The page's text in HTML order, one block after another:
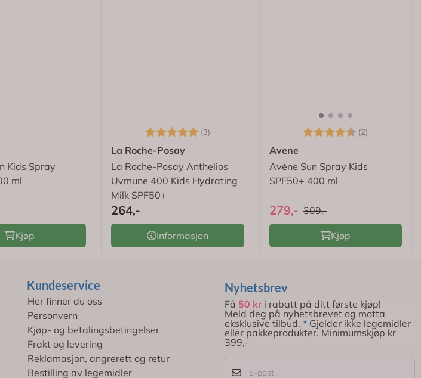
Kids Spray
ml
Kjøp
Karakter: (3)
La Roche-Posay
La Roche-Posay Anthelios
Uvmune 400 Kids Hydrating
Milk SPF50+
264,-
Informasjon
Karakter: (2)
Avene
Avène Sun Spray Kids
SPF50+ 400 ml
279,- 309,-
Kjøp
Kundeservice
Her finner du oss
Personvern
Kjøp- og betalingsbetingelser
Frakt og levering
Reklamasjon, angrerett og retur
Bestilling av legemidler
Nyhetsbrev
Få 50 kri rabatt på ditt første kjøp!
Meld deg på nyhetsbrevet og motta
eksklusive tilbud. * Gjelder ikke legemidler
eller pakkeprodukter. Minimumskjøp kr
399,-